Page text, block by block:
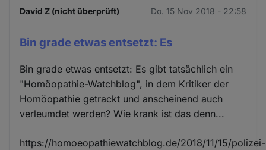
David Z (nicht überprüft) Do. 15 Nov 2018 - 22:58
Bin grade etwas entsetzt: Es
Bin grade etwas entsetzt: Es gibt tatsächlich ein
"Homöopathie-Watchblog", in dem Kritiker der
Homöopathie getrackt und anscheinend auch
verleumdet werden? Wie krank ist das denn...
https://homoeopathiewatchblog.de/2018/11/15/polizei-